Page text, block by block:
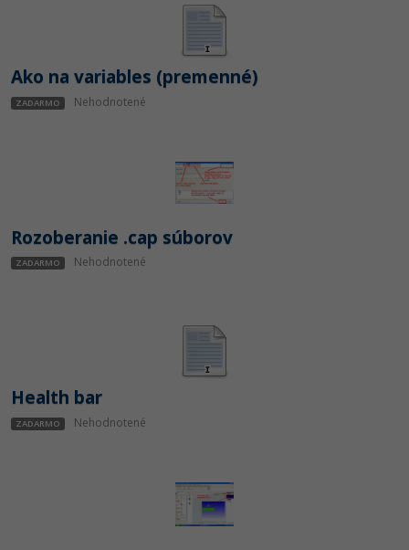
Ako na variables (premenné)
ZADARMO Nehodnotené
Rozoberanie .cap súborov
ZADARMO Nehodnotené
Health bar
ZADARMO Nehodnotené